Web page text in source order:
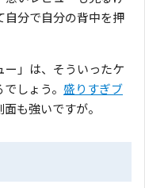
自分で自分の背中を押
」は、そういったケ
しょう。 盛りすぎブ
も強いですが。